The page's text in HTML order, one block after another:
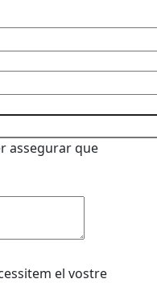
assegurar que
el vostre